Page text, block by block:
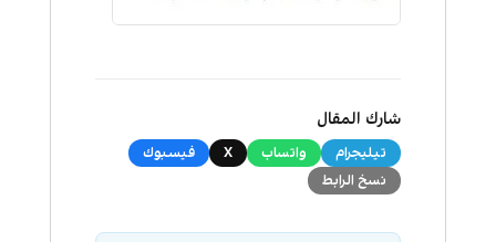
شارك المقال
تيليجرام واتساب X
فيسبوك
نسخ الرابط